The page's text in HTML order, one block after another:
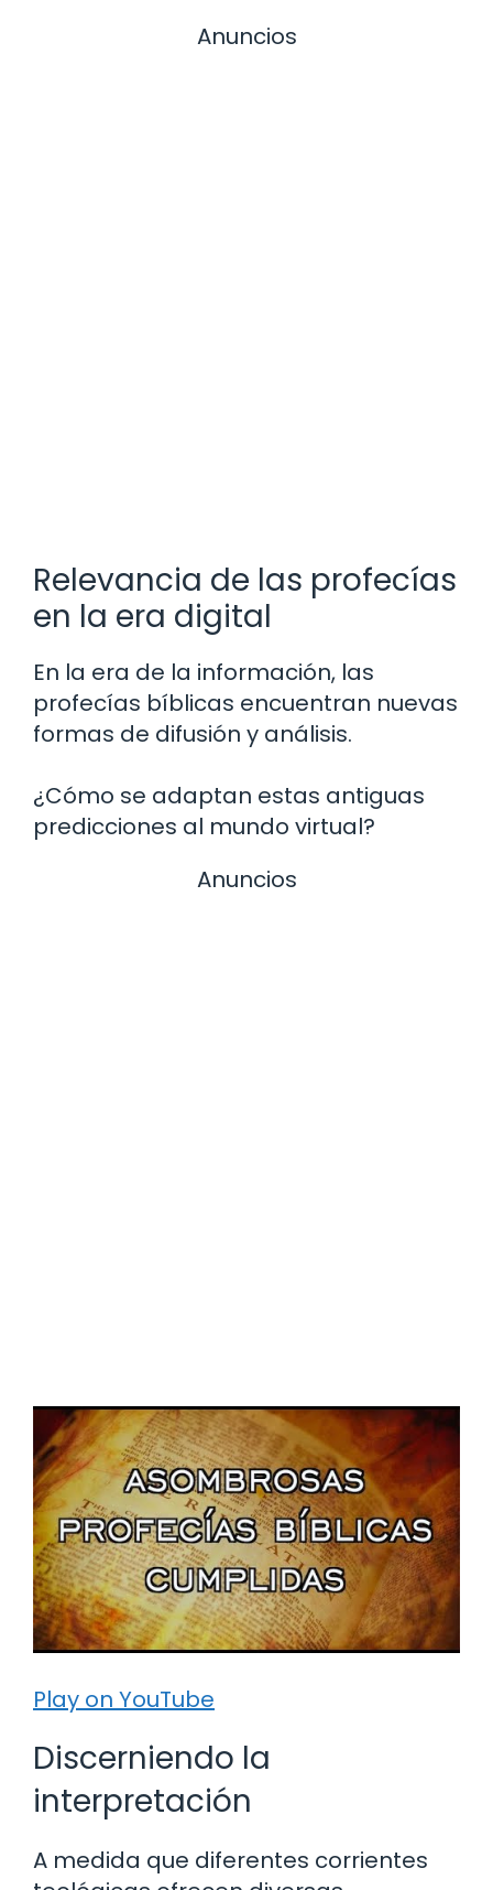
Anuncios
Relevancia de las profecías
en la era digital
En la era de la información, las
profecías bíblicas encuentran nuevas
formas de difusión y análisis.
¿Cómo se adaptan estas antiguas
predicciones al mundo virtual?
Anuncios
Play on YouTube
Discerniendo la
interpretación
A medida que diferentes corrientes